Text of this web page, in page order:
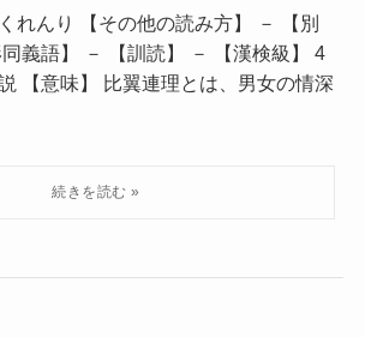
れんり 【その他の読み方】 － 【別
義語】 － 【訓読】 － 【漢検級】 4
【意味】 比翼連理とは、男女の情深